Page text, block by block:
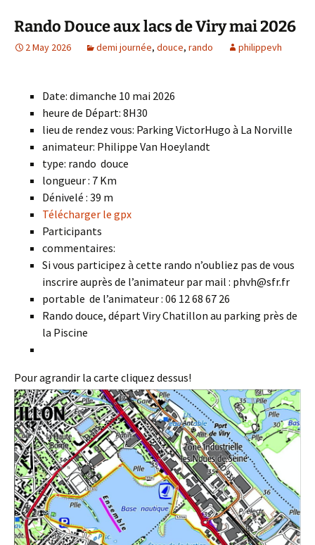
Rando Douce aux lacs de Viry mai 2026
2 May 2026 demi journée, douce, rando philippevh
Date: dimanche 10 mai 2026
heure de Départ: 8H30
lieu de rendez vous: Parking VictorHugo à La Norville
animateur: Philippe Van Hoeylandt
type: rando douce
longueur : 7 Km
Dénivelé : 39 m
Télécharger le gpx
Participants
commentaires:
Si vous participez à cette rando n’oubliez pas de vous
inscrire auprès de l’animateur par mail : phvh@sfr.fr
portable de l’animateur : 06 12 68 67 26
Rando douce, départ Viry Chatillon au parking près de
la Piscine
Pour agrandir la carte cliquez dessus!